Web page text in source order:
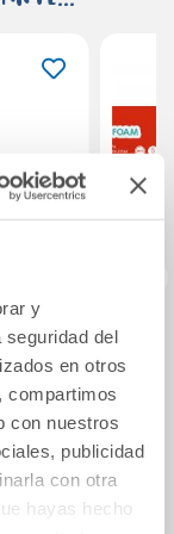
y
seguridad del
en otros
compartimos
con nuestros
publicidad
con otra
hayas hecho
verde